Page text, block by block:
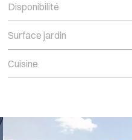
Disponibilité
Surface jardin
Cuisine